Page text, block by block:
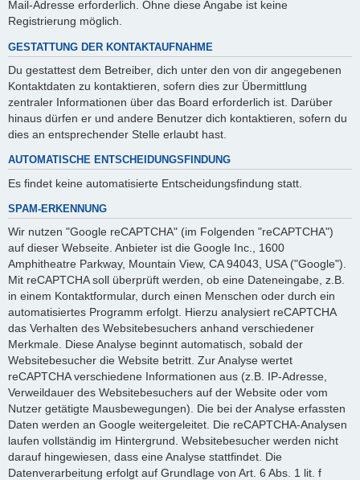
Mail-Adresse erforderlich. Ohne diese Angabe ist keine
Registrierung möglich.
GESTATTUNG DER KONTAKTAUFNAHME
Du gestattest dem Betreiber, dich unter den von dir angegebenen
Kontaktdaten zu kontaktieren, sofern dies zur Übermittlung
zentraler Informationen über das Board erforderlich ist. Darüber
hinaus dürfen er und andere Benutzer dich kontaktieren, sofern du
dies an entsprechender Stelle erlaubt hast.
AUTOMATISCHE ENTSCHEIDUNGSFINDUNG
Es findet keine automatisierte Entscheidungsfindung statt.
SPAM-ERKENNUNG
Wir nutzen "Google reCAPTCHA" (im Folgenden "reCAPTCHA")
auf dieser Webseite. Anbieter ist die Google Inc., 1600
Amphitheatre Parkway, Mountain View, CA 94043, USA ("Google").
Mit reCAPTCHA soll überprüft werden, ob eine Dateneingabe, z.B.
in einem Kontaktformular, durch einen Menschen oder durch ein
automatisiertes Programm erfolgt. Hierzu analysiert reCAPTCHA
das Verhalten des Websitebesuchers anhand verschiedener
Merkmale. Diese Analyse beginnt automatisch, sobald der
Websitebesucher die Website betritt. Zur Analyse wertet
reCAPTCHA verschiedene Informationen aus (z.B. IP-Adresse,
Verweildauer des Websitebesuchers auf der Website oder vom
Nutzer getätigte Mausbewegungen). Die bei der Analyse erfassten
Daten werden an Google weitergeleitet. Die reCAPTCHA-Analysen
laufen vollständig im Hintergrund. Websitebesucher werden nicht
darauf hingewiesen, dass eine Analyse stattfindet. Die
Datenverarbeitung erfolgt auf Grundlage von Art. 6 Abs. 1 lit. f